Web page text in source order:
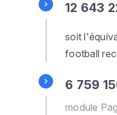
12 643
soit
football
6 759
module